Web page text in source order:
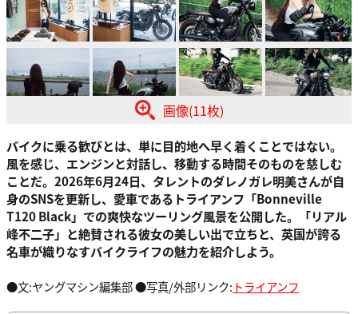
画像(11枚)
バイクに乗る歓びとは、単に目的地へ早く着くことではない。
風を感じ、エンジンと対話し、移動する時間そのものを慈しむ
ことだ。2026年6月24日、タレントのダレノガレ明美さんが自
身のSNSを更新し、愛車であるトライアンフ「Bonneville
T120 Black」での爽快なツーリング風景を公開した。「リアル
峰不二子」と絶賛される彼女の美しい出で立ちと、英国が誇る
名車が織りなすバイクライフの魅力を紹介しよう。
●文:ヤングマシン編集部 ●写真/外部リンク: トライアンフ